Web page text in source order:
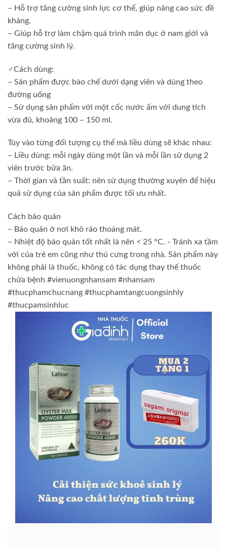
– Hỗ trợ tăng cường sinh lực cơ thể, giúp nâng cao sức đề
kháng.
– Giúp hỗ trợ làm chậm quá trình mãn dục ở nam giới và
tăng cường sinh lý.
‍♂️Cách dùng:
– Sản phẩm được bào chế dưới dạng viên và dùng theo
đường uống
– Sử dụng sản phẩm với một cốc nước ấm với dung tích
vừa đủ, khoảng 100 – 150 ml.
Tùy vào từng đối tượng cụ thể mà liều dùng sẽ khác nhau:
– Liều dùng: mỗi ngày dùng một lần và mỗi lần sử dụng 2
viên trước bữa ăn.
– Thời gian và tần suất: nên sử dụng thường xuyên để hiệu
quả sử dụng của sản phẩm được tối ưu nhất.
Cách bảo quản
– Bảo quản ở nơi khô ráo thoáng mát.
– Nhiệt độ bảo quản tốt nhất là nên < 25 °C. - Tránh xa tầm
với của trẻ em cũng như thú cưng trong nhà. Sản phẩm này
không phải là thuốc, không có tác dụng thay thế thuốc
chữa bệnh #vienuongnhansam #nhansam
#thucphamchucnang #thucphamtangcuongsinhly
#thucpamsinhluc